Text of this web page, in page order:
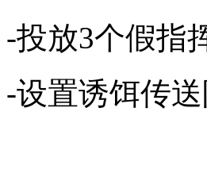
-投放3个假指
-设置诱饵传